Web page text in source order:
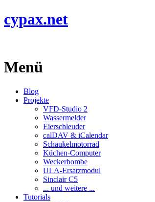
cypax.net
Menü
Blog
Projekte
VFD-Studio 2
Wassermelder
Eierschleuder
calDAV & iCalendar
Schaukelmotorrad
Küchen-Computer
Weckerbombe
ULA-Ersatzmodul
Sinclair C5
... und weitere ...
Tutorials